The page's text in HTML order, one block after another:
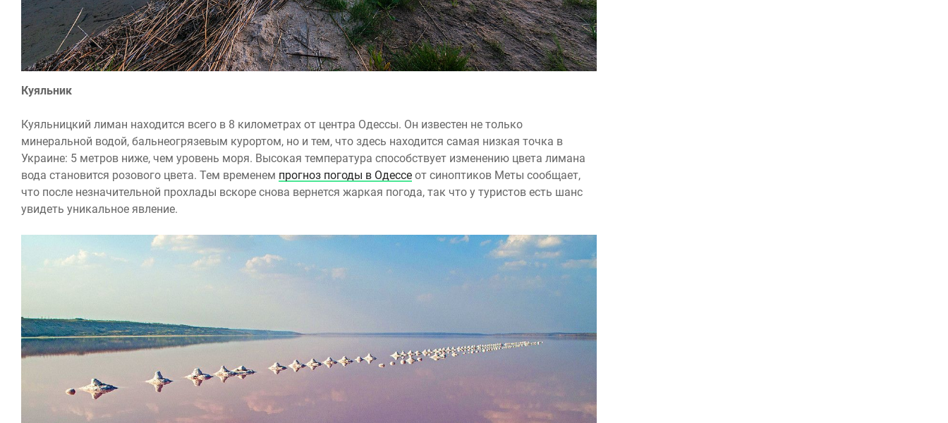
Куяльник
Куяльницкий лиман находится всего в 8 километрах от центра Одессы. Он известен не только
минеральной водой, бальнеогрязевым курортом, но и тем, что здесь находится самая низкая точка в
Украине: 5 метров ниже, чем уровень моря. Высокая температура способствует изменению цвета лимана
вода становится розового цвета. Тем временем прогноз погоды в Одессе от синоптиков Меты сообщает,
что после незначительной прохлады вскоре снова вернется жаркая погода, так что у туристов есть шанс
увидеть уникальное явление.